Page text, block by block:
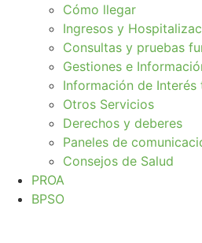
Cómo llegar
Ingresos y
Consultas y pruebas
Gestiones e
Información de
Otros Servicios
Derechos y deberes
Paneles de
Consejos de Salud
PROA
BPSO